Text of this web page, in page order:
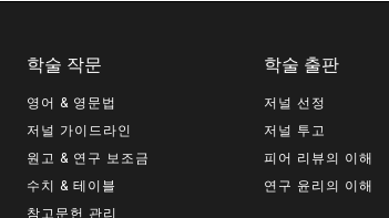
학술 작문
영어 & 영문법
저널 가이드라인
원고 & 연구 보조금
수치 & 테이블
참고문헌 관리
학술 출판
저널 선정
저널 투고
피어 리뷰의 이해
연구 윤리의 이해